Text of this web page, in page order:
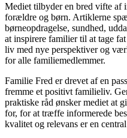
Mediet tilbyder en bred vifte af
forældre og børn. Artiklerne
børneopdragelse, sundhed,
at inspirere familier til at tage
liv med nye perspektiver og
for alle familiemedlemmer.
Familie Fred er drevet af en
fremme et positivt familieliv.
praktiske råd ønsker mediet at
for, for at træffe informerede
kvalitet og relevans er en